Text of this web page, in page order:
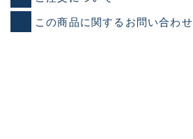
この商品に関するお問い合わせ